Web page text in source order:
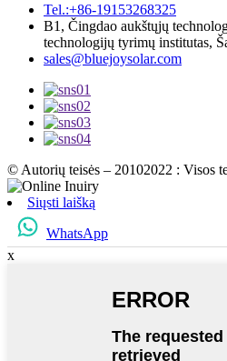
Tel.:+86-19153268325
B1, Čingdao aukštųjų
technologijų tyrimų institutas,
sales@bluejoysolar.com
© Autorių teisės – 20102022 : Visos
Siųsti laišką
WhatsApp
x